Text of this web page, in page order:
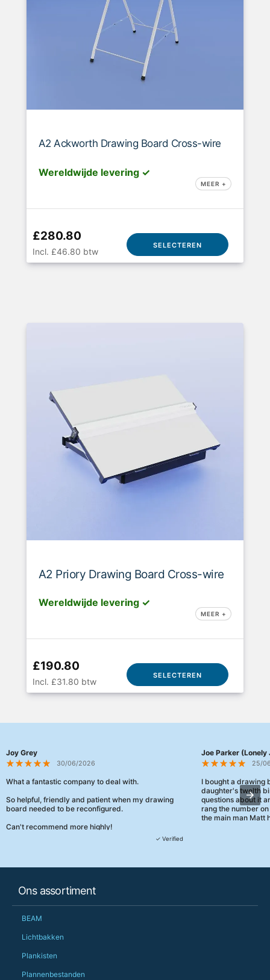
A2 Ackworth Drawing Board Cross-wire
Wereldwijde levering ✓
MEER +
£280.80
Incl. £46.80 btw
SELECTEREN
A2 Priory Drawing Board Cross-wire
Wereldwijde levering ✓
MEER +
£190.80
Incl. £31.80 btw
SELECTEREN
Joy Grey
30/06/2026
What a fantastic company to deal with.
So helpful, friendly and patient when my drawing
board needed to be reconfigured.
Can't recommend more highly!
✓ Verified
Joe Parker (Lonely
25/
I bought a drawing
daughter's twelth
questions about it
rang the number
the main man Matt
Ons assortiment
BEAM
Lichtbakken
Plankisten
Plannenbestanden